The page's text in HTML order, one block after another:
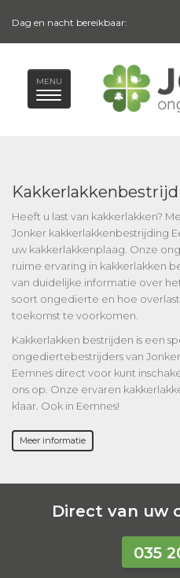
Dag en nacht bereikbaar:
MENU
Heeft u last van kakkerlakken?
Jonker kakkerlakkenbestrijding
uw kakkerlakkenplaag. Onze
ruime ervaring in kakkerlakken
van duidelijke informatie over
soort ongedierte en hoe
toekomst te voorkomen.
Kakkerlakken bestrijden is een
ongediertebestrijders van
Eemnes direct voor kunt
ons op. Onze ervaren
klaar. Ook in Eemnes!
Meer informatie
Direct van uw
035